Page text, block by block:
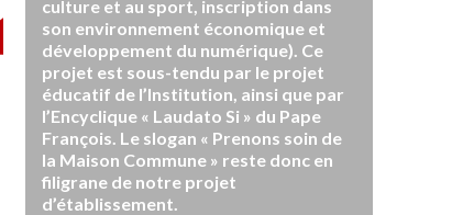
culture et au sport, inscription dans
son environnement économique et
développement du numérique). Ce
projet est sous-tendu par le projet
éducatif de l’Institution, ainsi que par
l’Encyclique « Laudato Si » du Pape
François. Le slogan « Prenons soin de
la Maison Commune » reste donc en
filigrane de notre projet
d’établissement.